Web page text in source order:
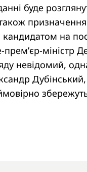
буде
призначення
кандидатом на
міністр
невідомий,
Дубінський,